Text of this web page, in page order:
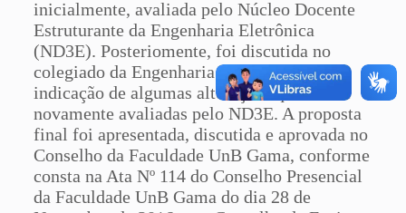
inicialmente, avaliada pelo Núcleo Docente
Estruturante da Engenharia Eletrônica
(ND3E). Posteriomente, foi discutida no
colegiado da Engenharia Eletrônica, com
indicação de algumas alterações que foram
novamente avaliadas pelo ND3E. A proposta
final foi apresentada, discutida e aprovada no
Conselho da Faculdade UnB Gama, conforme
consta na Ata Nº 114 do Conselho Presencial
da Faculdade UnB Gama do dia 28 de